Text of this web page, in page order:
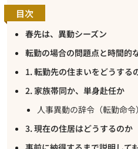
目次
春先は、異動シーズン
転勤の場合の問題点と時間的
1. 転勤先の住まいをどうする
2. 家族帯同か、単身赴任か
人事異動の辞令（転勤命
3. 現在の住居はどうするのか